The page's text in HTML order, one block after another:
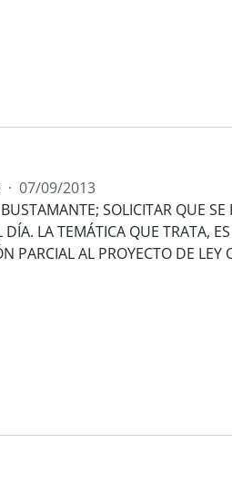
· 07/09/2013
SOLICITAR QUE SE
LA TEMÁTICA QUE TRATA,
PARCIAL AL PROYECTO DE LEY